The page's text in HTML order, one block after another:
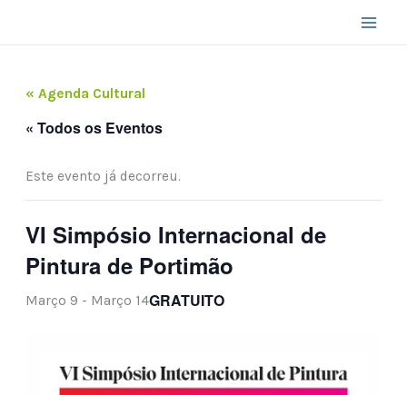
« Agenda Cultural
« Todos os Eventos
Este evento já decorreu.
VI Simpósio Internacional de
Pintura de Portimão
Março 9 - Março 14GRATUITO